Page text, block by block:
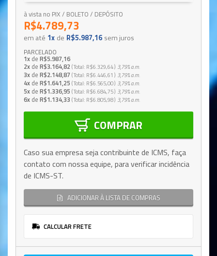
à vista no PIX / BOLETO / DEPÓSITO
R$4.789,73
em até 1x de R$5.987,16 sem juros
PARCELADO
1x de R$5.987,16
2x de R$3.164,82 Total R$6.329,64 3,79%a.m.
3x de R$2.148,87 Total R$6.446,61 3,79%a.m.
4x de R$1.641,25 Total R$6.565,00 3,79%a.m.
5x de R$1.336,95 Total R$6.684,75 3,79%a.m.
6x de R$1.134,33 Total R$6.805,98 3,79%a.m.
COMPRAR
Caso sua empresa seja contribuinte de ICMS, faça
contato com nossa equipe, para verificar incidência
de ICMS-ST.
ADICIONAR À LISTA DE COMPRAS
CALCULAR FRETE